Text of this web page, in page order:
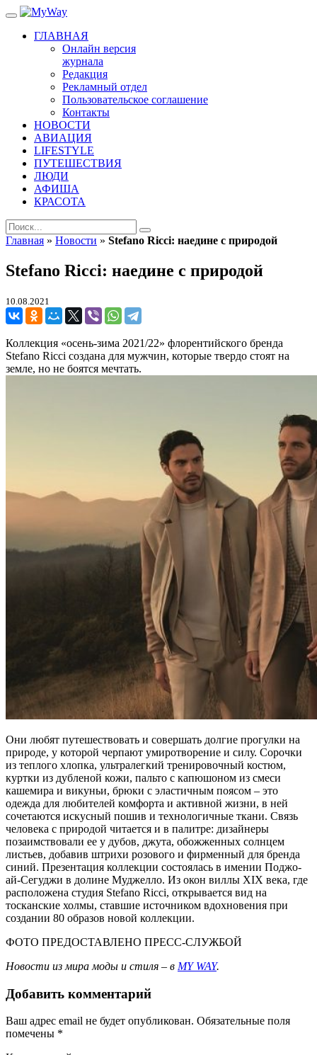
ГЛАВНАЯ
Онлайн версия
журнала
Редакция
Рекламный отдел
Пользовательское соглашение
Контакты
НОВОСТИ
АВИАЦИЯ
LIFESTYLE
ПУТЕШЕСТВИЯ
ЛЮДИ
АФИША
КРАСОТА
Главная » Новости » Stefano Ricci: наедине с природой
Stefano Ricci: наедине с природой
10.08.2021
Коллекция «осень-зима 2021/22» флорентийского бренда
Stefano Ricci создана для мужчин, которые твердо стоят на
земле, но не боятся мечтать.
Они любят путешествовать и совершать долгие прогулки на
природе, у которой черпают умиротворение и силу. Сорочки
из теплого хлопка, ультралегкий тренировочный костюм,
куртки из дубленой кожи, пальто с капюшоном из смеси
кашемира и викуньи, брюки с эластичным поясом – это
одежда для любителей комфорта и активной жизни, в ней
сочетаются искусный пошив и технологичные ткани. Связь
человека с природой читается и в палитре: дизайнеры
позаимствовали ее у дубов, джута, обожженных солнцем
листьев, добавив штрихи розового и фирменный для бренда
синий. Презентация коллекции состоялась в имении Поджо-
ай-Сегуджи в долине Муджелло. Из окон виллы XIX века, где
расположена студия Stefano Ricci, открывается вид на
тосканские холмы, ставшие источником вдохновения при
создании 80 образов новой коллекции.
ФОТО ПРЕДОСТАВЛЕНО ПРЕСС-СЛУЖБОЙ
Новости из мира моды и стиля – в MY WAY.
Добавить комментарий
Ваш адрес email не будет опубликован. Обязательные поля
помечены *